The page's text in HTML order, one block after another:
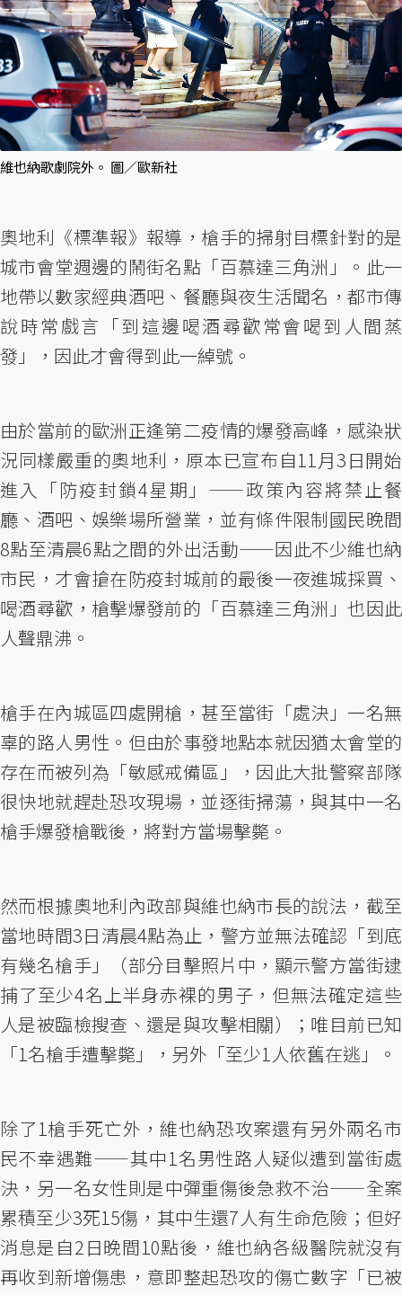
維也納歌劇院外。 圖／歐新社
奧地利《標準報》報導，槍手的掃射目標針對的是
城市會堂週邊的鬧街名點「百慕達三角洲」。此一
地帶以數家經典酒吧、餐廳與夜生活聞名，都市傳
說時常戲言「到這邊喝酒尋歡常會喝到人間蒸
發」，因此才會得到此一綽號。
由於當前的歐洲正逢第二疫情的爆發高峰，感染狀
況同樣嚴重的奧地利，原本已宣布自11月3日開始
進入「防疫封鎖4星期」——政策內容將禁止餐
廳、酒吧、娛樂場所營業，並有條件限制國民晚間
8點至清晨6點之間的外出活動——因此不少維也納
市民，才會搶在防疫封城前的最後一夜進城採買、
喝酒尋歡，槍擊爆發前的「百慕達三角洲」也因此
人聲鼎沸。
槍手在內城區四處開槍，甚至當街「處決」一名無
辜的路人男性。但由於事發地點本就因猶太會堂的
存在而被列為「敏感戒備區」，因此大批警察部隊
很快地就趕赴恐攻現場，並逐街掃蕩，與其中一名
槍手爆發槍戰後，將對方當場擊斃。
然而根據奧地利內政部與維也納市長的說法，截至
當地時間3日清晨4點為止，警方並無法確認「到底
有幾名槍手」（部分目擊照片中，顯示警方當街逮
捕了至少4名上半身赤裸的男子，但無法確定這些
人是被臨檢搜查、還是與攻擊相關）；唯目前已知
「1名槍手遭擊斃」，另外「至少1人依舊在逃」。
除了1槍手死亡外，維也納恐攻案還有另外兩名市
民不幸遇難——其中1名男性路人疑似遭到當街處
決，另一名女性則是中彈重傷後急救不治——全案
累積至少3死15傷，其中生還7人有生命危險；但好
消息是自2日晚間10點後，維也納各級醫院就沒有
再收到新增傷患，意即整起恐攻的傷亡數字「已被